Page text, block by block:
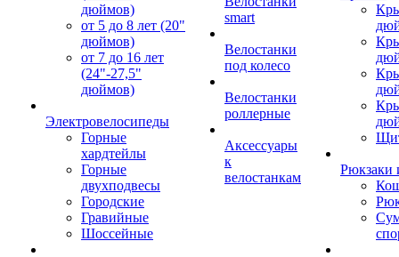
дюймов)
от 5 до 8 лет (20"
дюймов)
от 7 до 16 лет
(24"-27,5"
дюймов)
Электровелосипеды
Горные
хардтейлы
Горные
двухподвесы
Городские
Гравийные
Шоссейные
smart
Велостанки
под колесо
Велостанки
роллерные
Аксессуары
к
велостанкам
Рюкзаки